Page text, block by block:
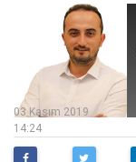
14:24
03 Kasım 2019